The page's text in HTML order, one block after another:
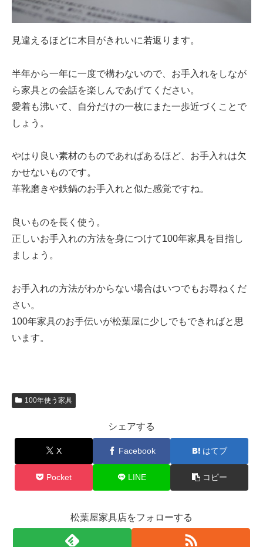
見違えるほどに木目がきれいに若返ります。
半年から一年に一度で構わないので、お手入れをしなが
ら家具との会話を楽しんであげてください。
愛着も沸いて、自分だけの一枚にまた一歩近づくことで
しょう。
やはり良い素材のものであればあるほど、お手入れは欠
かせないものです。
革靴磨きや鉄鍋のお手入れと似た感覚ですね。
良いものを長く使う。
正しいお手入れの方法を身につけて100年家具を目指し
ましょう。
お手入れの方法がわからない場合はいつでもお尋ねくだ
さい。
100年家具のお手伝いが松葉屋に少しでもできればと思
います。
100年使う家具
シェアする
X Facebook はてブ
Pocket LINE コピー
松葉屋家具店をフォローする